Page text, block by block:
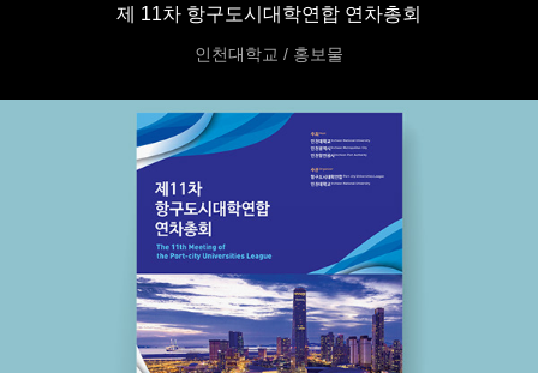
제 11차 항구도시대학연합 연차총회
인천대학교 / 홍보물